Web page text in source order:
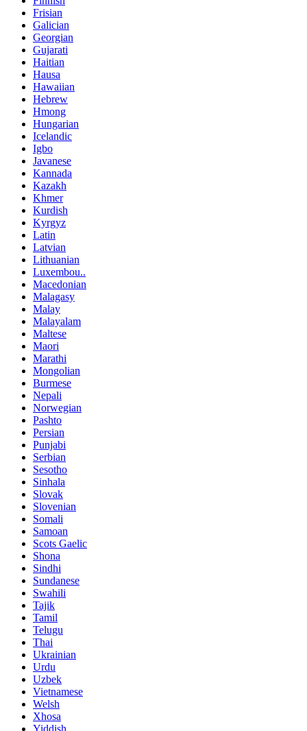
Frisian
Galician
Georgian
Gujarati
Haitian
Hausa
Hawaiian
Hebrew
Hmong
Hungarian
Icelandic
Igbo
Javanese
Kannada
Kazakh
Khmer
Kurdish
Kyrgyz
Latin
Latvian
Lithuanian
Luxembou..
Macedonian
Malagasy
Malay
Malayalam
Maltese
Maori
Marathi
Mongolian
Burmese
Nepali
Norwegian
Pashto
Persian
Punjabi
Serbian
Sesotho
Sinhala
Slovak
Slovenian
Somali
Samoan
Scots Gaelic
Shona
Sindhi
Sundanese
Swahili
Tajik
Tamil
Telugu
Thai
Ukrainian
Urdu
Uzbek
Vietnamese
Welsh
Xhosa
Yiddish